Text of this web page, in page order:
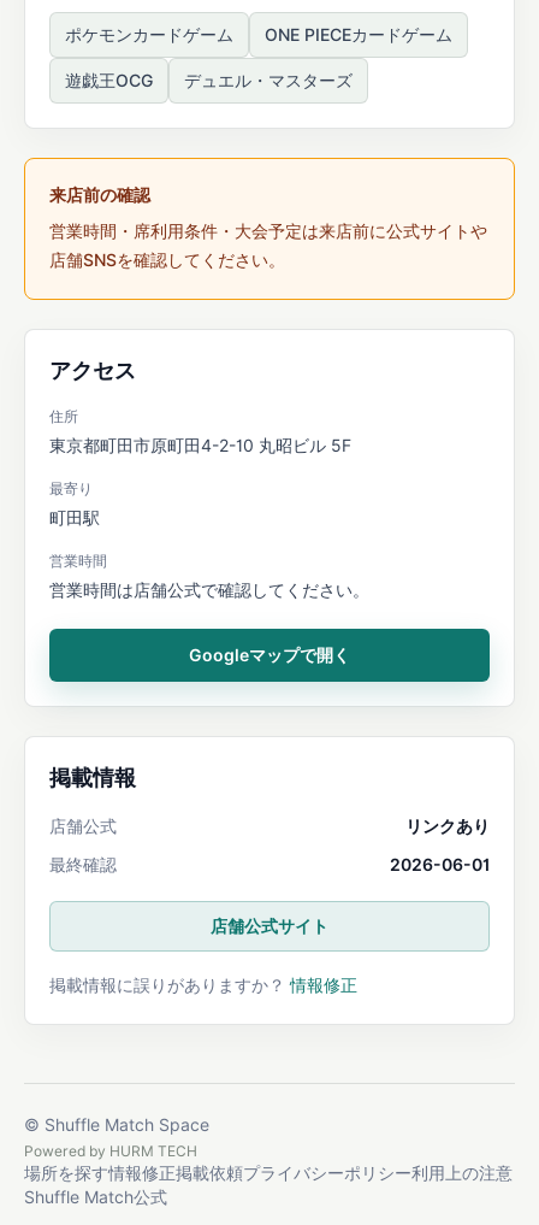
ポケモンカードゲーム ONE PIECEカードゲーム
遊戯王OCG デュエル・マスターズ
来店前の確認
営業時間・席利用条件・大会予定は来店前に公式サイトや
店舗SNSを確認してください。
アクセス
住所
東京都町田市原町田4-2-10 丸昭ビル 5F
最寄り
町田駅
営業時間
営業時間は店舗公式で確認してください。
Googleマップで開く
掲載情報
店舗公式
リンクあり
最終確認
2026-06-01
店舗公式サイト
掲載情報に誤りがありますか？情報修正
© Shuffle Match Space
Powered by HURM TECH
場所を探す情報修正掲載依頼プライバシーポリシー利用上の注意
Shuffle Match公式